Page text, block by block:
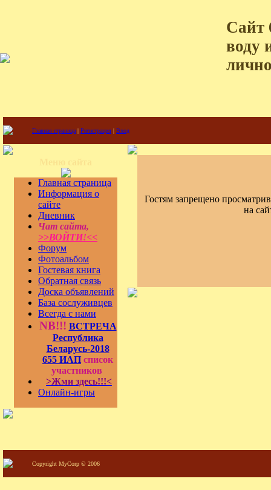
Сайт
воду
Главная страница | Регистрация | Вход
Главная страница
Информация о
сайте
Дневник
Чат сайта,
>>ВОЙТИ!<<
Форум
Фотоальбом
Гостевая книга
Обратная связь
Доска объявлений
База сослуживцев
Всегда с нами
NB!!! ВСТРЕЧА
Республика
Беларусь-2018
655 ИАП список
участников
>Жми здесь!!!<
Онлайн-игры
Гостям запрещено
на
Copyright MyCorp © 2006